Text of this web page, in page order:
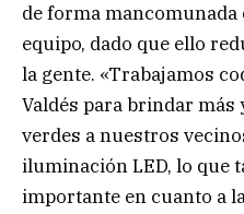
de forma
equipo, dado que ello
la gente. «Trabajamos
Valdés para brindar más
verdes a nuestros
iluminación LED, lo que
importante en cuanto a